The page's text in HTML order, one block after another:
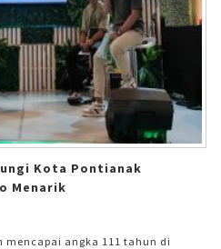
Kota Pontianak
Menarik
mencapai angka 111 tahun di